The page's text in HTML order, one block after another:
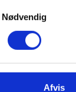
Nødvendig
Afvis
til at spore